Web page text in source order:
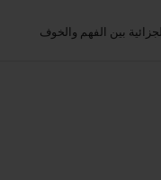
بين الفهم والخوف